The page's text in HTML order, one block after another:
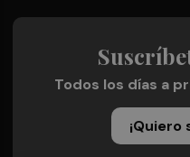
Todos los días a